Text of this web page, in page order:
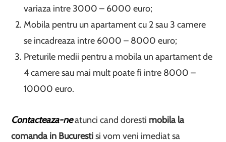
variaza intre 3000 – 6000 euro;
Mobila pentru un apartament cu 2 sau 3 camere
se incadreaza intre 6000 – 8000 euro;
Preturile medii pentru a mobila un apartament de
4 camere sau mai mult poate fi intre 8000 –
10000 euro.
Contacteaza-neatunci cand doresti mobila la
comanda in Bucurestisi vom veni imediat sa